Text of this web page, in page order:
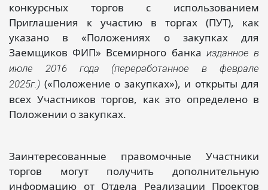
конкурсных торгов с использованием
Приглашения к участию в торгах (ПУТ), как
указано в «Положениях о закупках для
Заемщиков ФИП» Всемирного банка изданное в
июле 2016 года (переработанное в феврале
2025г.) («Положение о закупках»), и открыты для
всех Участников торгов, как это определено в
Положении о закупках.
Заинтересованные правомочные Участники
торгов могут получить дополнительную
информацию от Отдела Реализации Проектов